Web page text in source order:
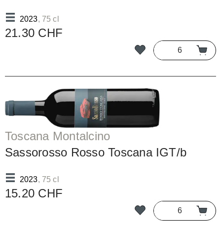
2023, 75 cl
21.30 CHF
Toscana Montalcino
Sassorosso Rosso Toscana IGT/b
2023, 75 cl
15.20 CHF